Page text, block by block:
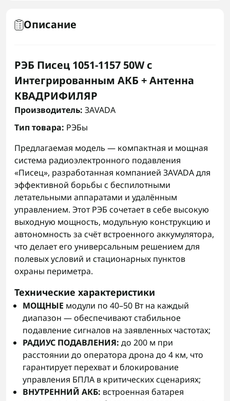
Описание
РЭБ Писец 1051-1157 50W с
Интегрированным АКБ + Антенна
КВАДРИФИЛЯР
Производитель: ЗАVADA
Тип товара: РЭБы
Предлагаемая модель — компактная и мощная
система радиоэлектронного подавления
«Писец», разработанная компанией ЗАVADA для
эффективной борьбы с беспилотными
летательными аппаратами и удалённым
управлением. Этот РЭБ сочетает в себе высокую
выходную мощность, модульную конструкцию и
автономность за счёт встроенного аккумулятора,
что делает его универсальным решением для
полевых условий и стационарных пунктов
охраны периметра.
Технические характеристики
МОЩНЫЕ модули по 40–50 Вт на каждый
диапазон — обеспечивают стабильное
подавление сигналов на заявленных частотах;
РАДИУС ПОДАВЛЕНИЯ: до 200 м при
расстоянии до оператора дрона до 4 км, что
гарантирует перехват и блокирование
управления БПЛА в критических сценариях;
ВНУТРЕННИЙ АКБ: встроенная батарея